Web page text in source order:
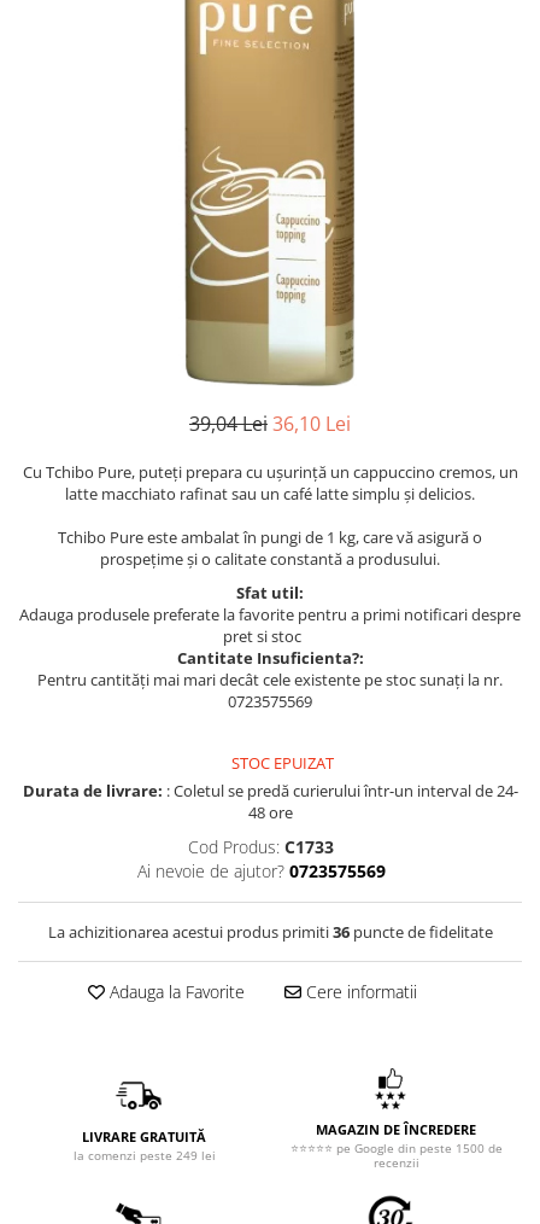
39,04 Lei36,10 Lei
Cu Tchibo Pure, puteți prepara cu ușurință un cappuccino cremos, un
latte macchiato rafinat sau un café latte simplu și delicios.
Tchibo Pure este ambalat în pungi de 1 kg, care vă asigură o
prospețime și o calitate constantă a produsului.
Sfat util:
Adauga produsele preferate la favorite pentru a primi notificari despre
pret si stoc
Cantitate Insuficienta?:
Pentru cantități mai mari decât cele existente pe stoc sunați la nr.
0723575569
STOC EPUIZAT
Durata de livrare: : Coletul se predă curierului într-un interval de 24-
48 ore
Cod Produs: C1733
Ai nevoie de ajutor? 0723575569
La achizitionarea acestui produs primiti36puncte de fidelitate
Adauga la Favorite Cere informatii
LIVRARE GRATUITĂ
la comenzi peste 249 lei
MAGAZIN DE ÎNCREDERE
⭐⭐⭐⭐⭐ pe Google din peste 1500 de
recenzii